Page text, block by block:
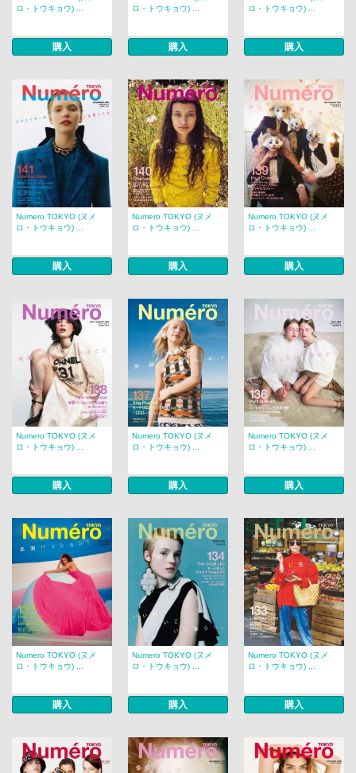
ロ・トウキョウ) ...
購入
ロ・トウキョウ) ...
購入
ロ・トウキョウ) ...
購入
Numero TOKYO (ヌメ
ロ・トウキョウ) ...
購入
Numero TOKYO (ヌメ
ロ・トウキョウ) ...
購入
Numero TOKYO (ヌメ
ロ・トウキョウ) ...
購入
Numero TOKYO (ヌメ
ロ・トウキョウ) ...
購入
Numero TOKYO (ヌメ
ロ・トウキョウ) ...
購入
Numero TOKYO (ヌメ
ロ・トウキョウ) ...
購入
Numero TOKYO (ヌメ
ロ・トウキョウ) ...
購入
Numero TOKYO (ヌメ
ロ・トウキョウ) ...
購入
Numero TOKYO (ヌメ
ロ・トウキョウ) ...
購入